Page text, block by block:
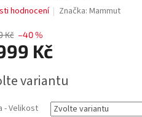
hodnocení Značka:Mammut
Kč –40 %
Kč
variantu
- Velikost